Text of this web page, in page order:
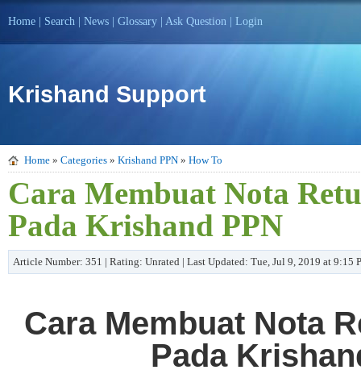
Home Search News Glossary Ask Question Login
Krishand Support
Home » Categories » Krishand PPN » How To
Cara Membuat Nota
Pada Krishand PPN
Article Number: 351 | Rating: Unrated | Last Updated: Tue, Jul 9, 2019 at 9:15
Cara Membuat Nota
Pada